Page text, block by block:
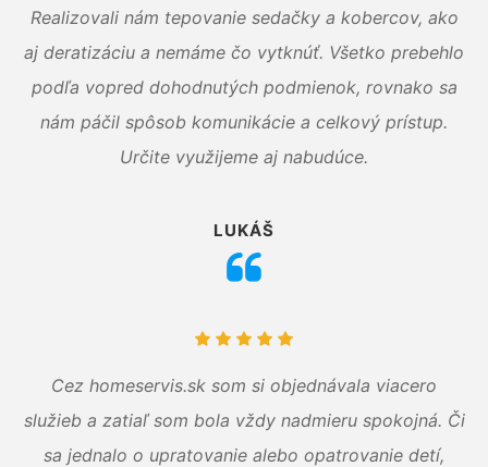
Realizovali nám tepovanie sedačky a kobercov, ako
aj deratizáciu a nemáme čo vytknúť. Všetko prebehlo
podľa vopred dohodnutých podmienok, rovnako sa
nám páčil spôsob komunikácie a celkový prístup.
Určite využijeme aj nabudúce.
LUKÁŠ
Cez homeservis.sk som si objednávala viacero
služieb a zatiaľ som bola vždy nadmieru spokojná. Či
sa jednalo o upratovanie alebo opatrovanie detí,